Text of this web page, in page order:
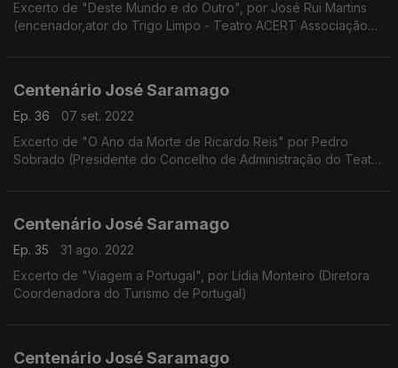
Excerto de "Deste Mundo e do Outro", por José Rui Martins
(encenador,ator do Trigo Limpo - Teatro ACERT Associação
Centenário José Saramago
Ep. 36
07 set. 2022
Excerto de "O Ano da Morte de Ricardo Reis" por Pedro
Sobrado (Presidente do Concelho de Administração do Teatro
Centenário José Saramago
Ep. 35
31 ago. 2022
Excerto de "Viagem a Portugal", por Lídia Monteiro (Diretora
Coordenadora do Turismo de Portugal)
Centenário José Saramago